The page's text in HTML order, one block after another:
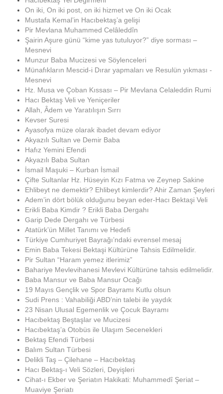
On iki, On iki post, on iki hizmet ve On iki Ocak
Mustafa Kemal’in Hacıbektaş’a gelişi
Pir Mevlana Muhammed Celâleddîn
Şairin Aşure günü “kime yas tutuluyor?” diye sorması –
Mesnevi
Munzur Baba Mucizesi ve Söylenceleri
Münafıkların Mescid-i Dırar yapmaları ve Resulün yıkması -
Mesnevi
Hz. Musa ve Çoban Kıssası – Pir Mevlana Celaleddin Rumi
Hacı Bektaş Veli ve Yeniçeriler
Allah, Âdem ve Yaratılışın Sırrı
Kevser Suresi
Ayasofya müze olarak ibadet devam ediyor
Akyazılı Sultan ve Demir Baba
Hafız Yemini Efendi
Akyazılı Baba Sultan
İsmail Maşuki – Kurban İsmail
Çifte Sultanlar Hz. Hüseyin Kızı Fatma ve Zeynep Sakine
Ehlibeyt ne demektir? Ehlibeyt kimlerdir? Ahir Zaman Şeyleri
Adem’in dört bölük olduğunu beyan eder-Hacı Bektaşi Veli
Erikli Baba Kimdir ? Erikli Baba Dergahı
Garip Dede Dergahı ve Türbesi
Atatürk’ün Millet Tanımı ve Hedefi
Türkiye Cumhuriyet Bayrağı’ndaki evrensel mesaj
Emin Baba Tekesi Bektaşi Kültürüne Tahsis Edilmelidir.
Pir Sultan “Haram yemez itlerimiz”
Bahariye Mevlevihanesi Mevlevi Kültürüne tahsis edilmelidir.
Baba Mansur ve Baba Mansur Ocağı
19 Mayıs Gençlik ve Spor Bayramı Kutlu olsun
Sudi Prens : Vahabiliği ABD’nin talebi ile yaydık
23 Nisan Ulusal Egemenlik ve Çocuk Bayramı
Hacıbektaş Beştaşlar ve Mucizesi
Hacıbektaş’a Otobüs ile Ulaşım Secenekleri
Bektaş Efendi Türbesi
Balım Sultan Türbesi
Delikli Taş – Çilehane – Hacıbektaş
Hacı Bektaş-ı Veli Sözleri, Deyişleri
Cihat-ı Ekber ve Şeriatın Hakikati: Muhammedî Şeriat –
Muaviye Şeriatı